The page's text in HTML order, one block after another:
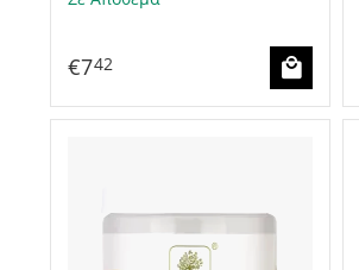
€742